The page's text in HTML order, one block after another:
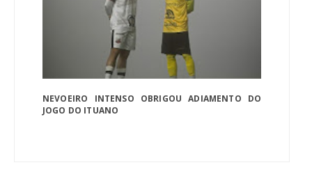
NEVOEIRO INTENSO OBRIGOU ADIAMENTO DO
JOGO DO ITUANO